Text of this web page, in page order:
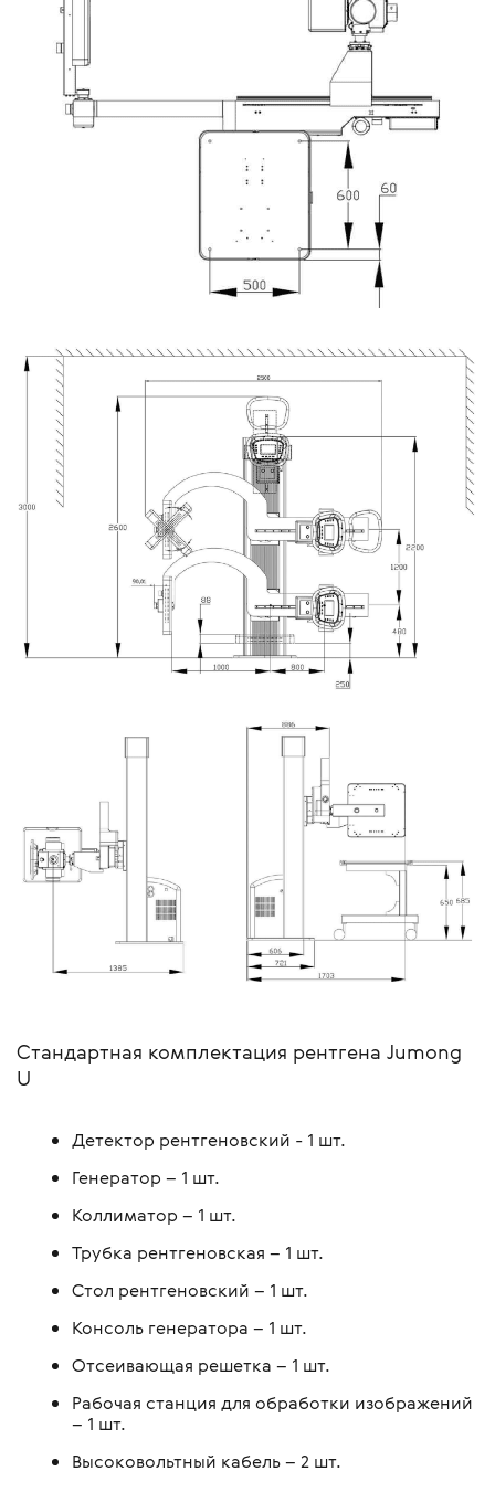
Стандартная комплектация рентгена Jumong
U
Детектор рентгеновский - 1 шт.
Генератор – 1 шт.
Коллиматор – 1 шт.
Трубка рентгеновская – 1 шт.
Стол рентгеновский – 1 шт.
Консоль генератора – 1 шт.
Отсеивающая решетка – 1 шт.
Рабочая станция для обработки изображений
– 1 шт.
Высоковольтный кабель – 2 шт.